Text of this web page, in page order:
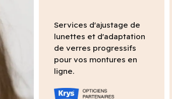
Services d'ajustage de
lunettes et d'adaptation
de verres progressifs
pour vos montures en
ligne.